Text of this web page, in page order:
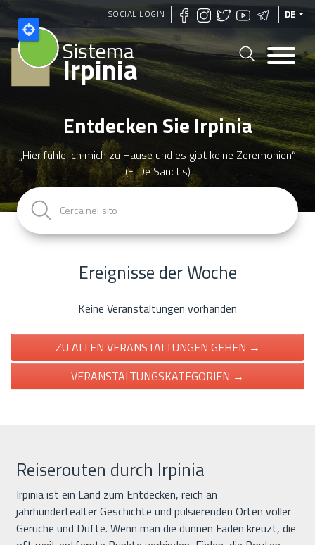
Direkt
zum
Inhalt
SOCIAL LOGIN DE
Sistema
Irpinia
Entdecken Sie Irpinia
„Hier fühle ich mich zu Hause und es gibt keine Zeremonien“
(F. De Sanctis)
Ereignisse der Woche
Keine Veranstaltungen vorhanden
ZU ALLEN VERANSTALTUNGEN GEHEN →
VERANSTALTUNGSKATEGORIEN →
Reiserouten durch Irpinia
Irpinia ist ein Land zum Entdecken, reich an
jahrhundertealter Geschichte und pulsierenden Orten voller
Gerüche und Düfte. Wenn man die dünnen Fäden kreuzt, die